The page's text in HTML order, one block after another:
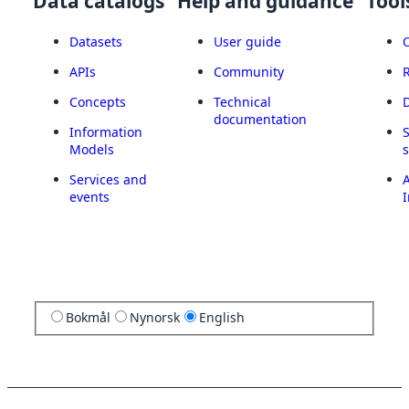
Datasets
APIs
Concepts
Information
Models
Services and
events
User guide
Community
Technical
documentation
Bokmål Nynorsk English